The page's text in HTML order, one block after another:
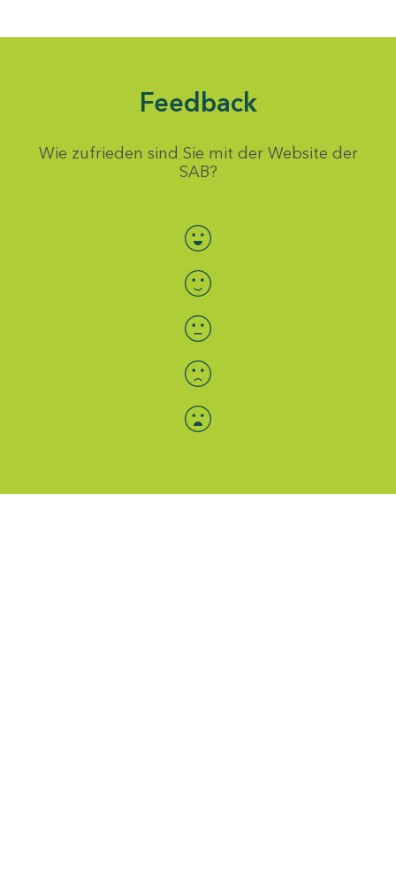
Feedback
Wie zufrieden sind Sie mit der Website der
SAB?
Bewertung auswählen